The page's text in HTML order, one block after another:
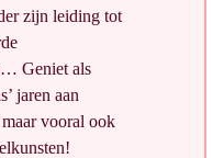
zijn leiding tot
Geniet als
jaren aan
vooral ook